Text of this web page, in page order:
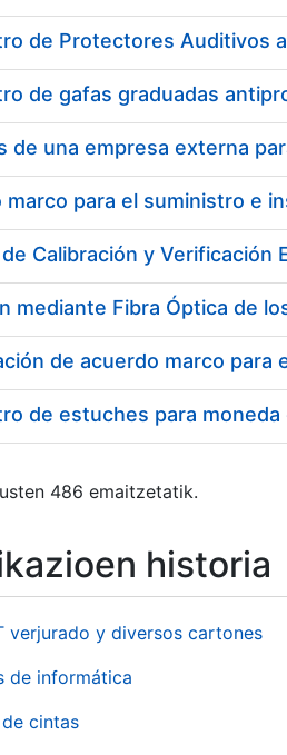
Ezkutatu
marco para el suministro e
de estuches para
486 emaitzetatik.
historia
verjurado y diversos cartones
de informática
cintas